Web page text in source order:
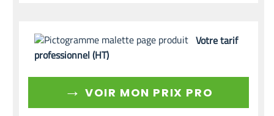
Votre tarif
professionnel (HT)
→ VOIR MON PRIX PRO